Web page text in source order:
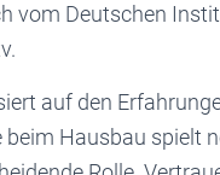
vom Deutschen
auf den
beim Hausbau spielt